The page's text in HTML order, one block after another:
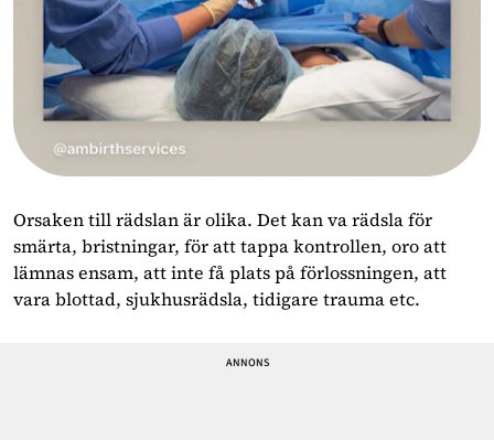
Orsaken till rädslan är olika. Det kan va rädsla för
smärta, bristningar, för att tappa kontrollen, oro att
lämnas ensam, att inte få plats på förlossningen, att
vara blottad, sjukhusrädsla, tidigare trauma etc.